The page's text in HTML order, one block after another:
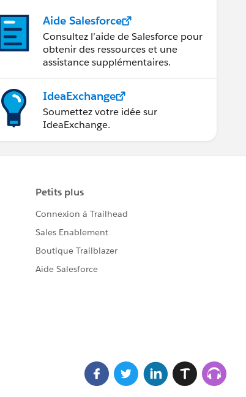
Aide Salesforce
Consultez l’aide de Salesforce pour
obtenir des ressources et une
assistance supplémentaires.
IdeaExchange
Soumettez votre idée sur
IdeaExchange.